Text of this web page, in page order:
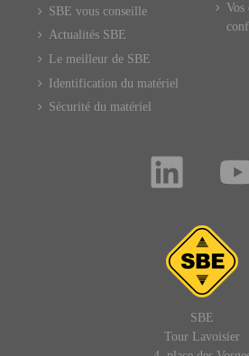
SBE vous conseille
Actualités SBE
Le meilleur de SBE
Identification du matériel
Sécurité du matériel
Vos
SBE
Tour Lavoisier